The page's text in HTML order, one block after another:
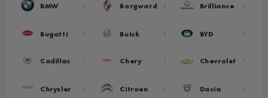
BMW Borgward Brilliance
Bugatti Buick BYD
Cadillac Chery Chevrolet
Chrysler Citroen Dacia